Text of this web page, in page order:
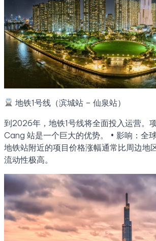
地铁1号线（滨城站 – 仙泉站）
到2026年，地铁1号线将全面投入运营。
Cang 站是一个巨大的优势。 • 影响：全
地铁站附近的项目价格涨幅通常比周边地
流动性极高。